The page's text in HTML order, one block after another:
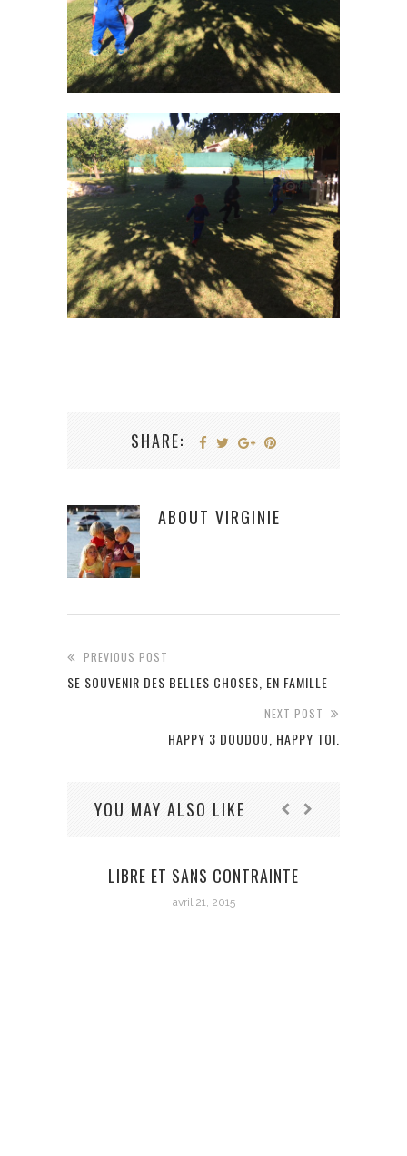
SHARE:
ABOUT VIRGINIE
PREVIOUS POST
SE SOUVENIR DES BELLES CHOSES, EN FAMILLE
NEXT POST
HAPPY 3 DOUDOU, HAPPY TOI.
YOU MAY ALSO LIKE
LIBRE ET SANS CONTRAINTE
avril 21, 2015